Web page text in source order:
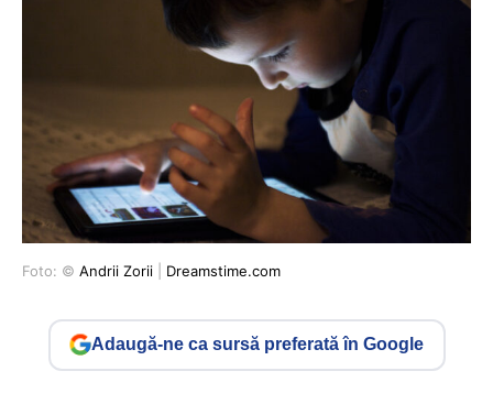
Foto: © Andrii Zorii Dreamstime.com
Adaugă-ne ca sursă preferată în Google